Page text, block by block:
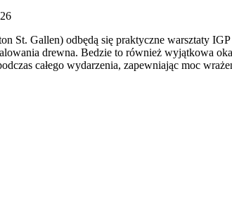
St. Gallen) odbędą się praktyczne warsztaty
drewna. Bedzie to również wyjątkowa
całego wydarzenia, zapewniając moc